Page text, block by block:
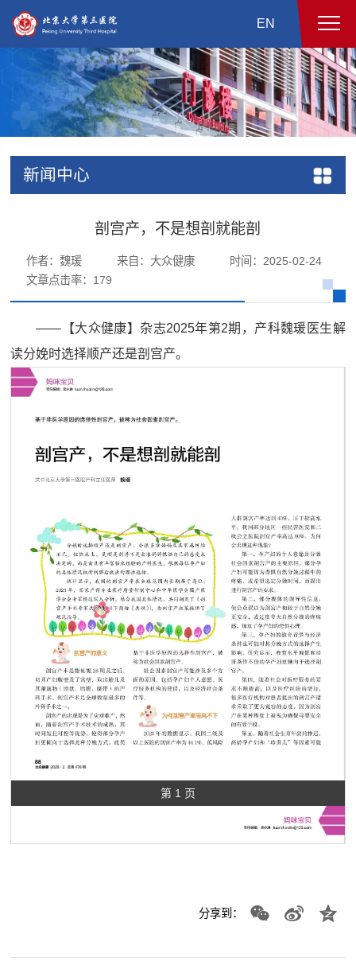
EN
新闻中心
剖宫产，不是想剖就能剖
作者：魏瑗 来自：大众健康
时间：2025-02-24
文章点击率： 179
——【大众健康】杂志2025年第2期，产科魏瑗医生解
读分娩时选择顺产还是剖宫产。
第 1 页
分享到：